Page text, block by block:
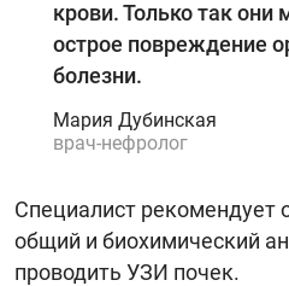
крови. Только так они
острое повреждение
болезни.
Мария Дубинская
врач-нефролог
Специалист рекомендует
общий и биохимический
проводить УЗИ почек.